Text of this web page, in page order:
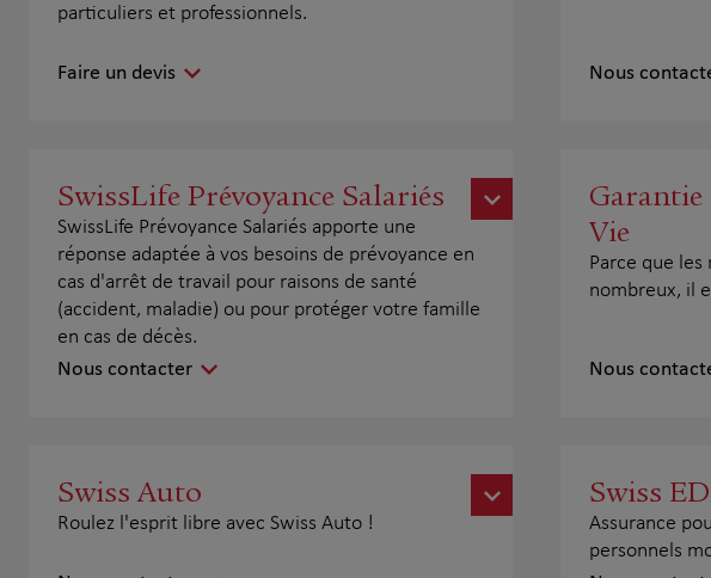
particuliers et professionnels.
Faire un devis Nous
SwissLife Prévoyance Salariés
SwissLife Prévoyance Salariés apporte une
réponse adaptée à vos besoins de prévoyance en
cas d'arrêt de travail pour raisons de santé
(accident, maladie) ou pour protéger votre famille
en cas de décès.
Nous contacter
Garantie
Vie
Parce que
nombreux, il
Nous
Swiss Auto
Roulez l'esprit libre avec Swiss Auto !
Swiss
Assurance
personnels